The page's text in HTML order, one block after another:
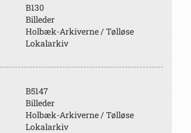
B130
Billeder
Holbæk-Arkiverne / Tølløse
Lokalarkiv
B5147
Billeder
Holbæk-Arkiverne / Tølløse
Lokalarkiv